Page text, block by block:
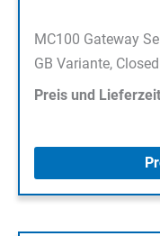
MC100 Gateway
GB Variante,
Preis und